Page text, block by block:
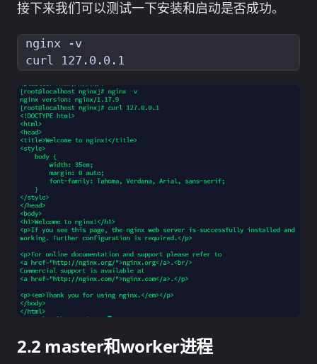
接下来我们可以测试一下安装和启动是否成功。
master和worker进程